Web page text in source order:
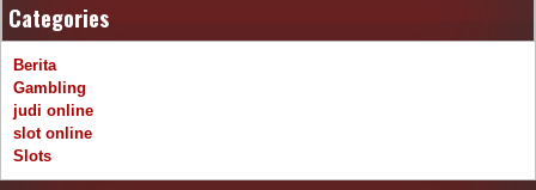
Categories
Berita
Gambling
judi online
slot online
Slots